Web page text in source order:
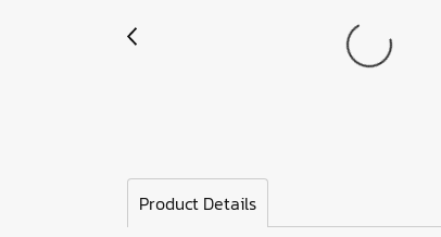
Product Details